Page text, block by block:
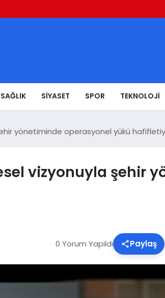
SAĞLIK SIYASET SPOR TEKNOLOJI
yönetiminde operasyonel yükü
vizyonuyla şehir
0 Yorum Yapıldı Paylaş